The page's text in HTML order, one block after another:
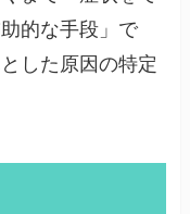
的な手段」で
した原因の特定